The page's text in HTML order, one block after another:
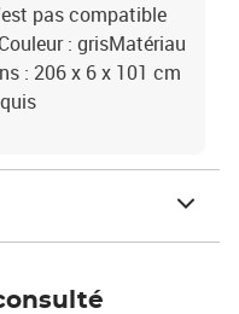
pas compatible
: grisMatériau
: 206 x 6 x 101 cm